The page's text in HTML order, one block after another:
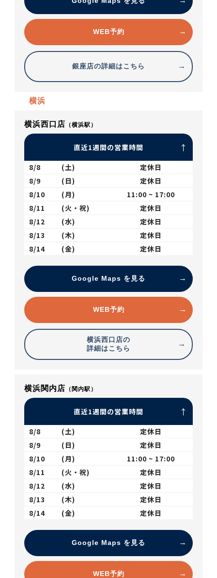
WEB予約
銀座店の詳細はこちら
横浜
横浜西口店 （横浜駅）
直近1週間の営業時間
8/8 (土)
定休日
8/9
(日)
定休日
8/10
(月)
11:00 ~ 17:00
8/11
(火・祝)
定休日
8/12
(水)
定休日
8/13
(木)
定休日
8/14
(金) 定休日
Google Maps を見る
WEB予約
横浜西口店の
詳細はこちら
横浜関内店 （関内駅）
直近1週間の営業時間
8/8 (土)
定休日
8/9
(日)
定休日
8/10
(月)
11:00 ~ 17:00
8/11
(火・祝)
定休日
8/12
(水)
定休日
8/13
(木)
定休日
8/14
(金) 定休日
Google Maps を見る
WEB予約